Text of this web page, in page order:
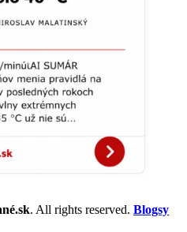
. All rights reserved. Blogsy